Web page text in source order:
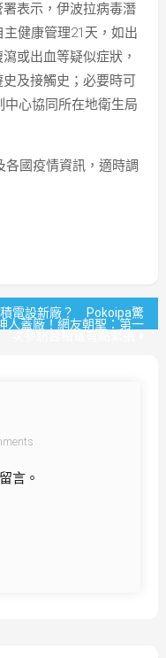
表示，伊波拉病毒潛
健康管理21天，如出
或出血等疑似症狀，
及接觸史；必要時可
心協同所在地衛生局
各國疫情資訊，適時調
電設新廠？ Pokoipa驚
人蓋廠！網友朝聖：第一
言。